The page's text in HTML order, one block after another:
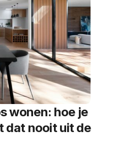
wonen: hoe je
dat nooit uit de